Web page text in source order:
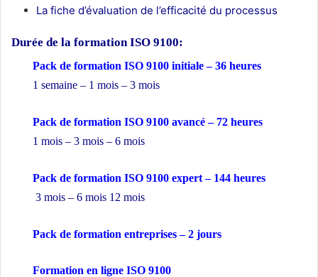
La fiche d’évaluation de l’efficacité du processus
Durée de la formationISO 9100:
Pack de formation ISO 9100 initiale – 36 heures
1 semaine – 1 mois – 3 mois
Pack de formation ISO 9100 avancé – 72 heures
1 mois – 3 mois – 6 mois
Pack de formation ISO 9100 expert – 144 heures
3 mois – 6 mois 12 mois
Pack de formation entreprises– 2 jours
Formation en ligne ISO 9100